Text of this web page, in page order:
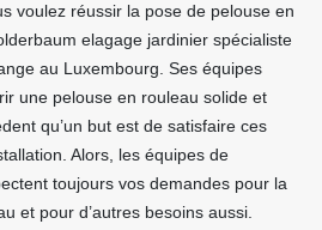
voulez réussir la pose de pelouse en
elagage jardinier spécialiste
au Luxembourg. Ses équipes
une pelouse en rouleau solide et
qu’un but est de satisfaire ces
Alors, les équipes de
toujours vos demandes pour la
et pour d’autres besoins aussi.